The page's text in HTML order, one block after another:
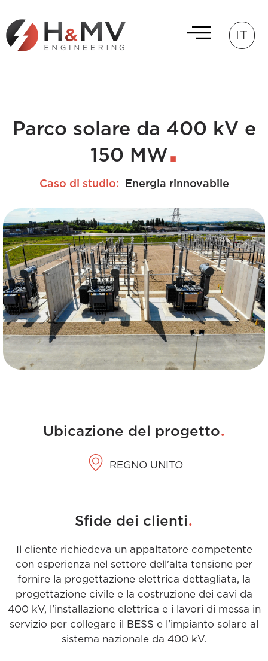
IT
Parco solare da 400 kV e
150 MW
Caso di studio: Energia rinnovabile
Ubicazione del progetto.
REGNO UNITO
Sfide dei clienti.
Il cliente richiedeva un appaltatore competente
con esperienza nel settore dell'alta tensione per
fornire la progettazione elettrica dettagliata, la
progettazione civile e la costruzione dei cavi da
400 kV, l'installazione elettrica e i lavori di messa in
servizio per collegare il BESS e l'impianto solare al
sistema nazionale da 400 kV.